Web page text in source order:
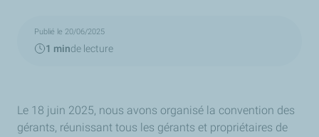
Publié le 20/06/2025
1 minde lecture
Le 18 juin 2025, nous avons organisé la convention des
gérants, réunissant tous les gérants et propriétaires de